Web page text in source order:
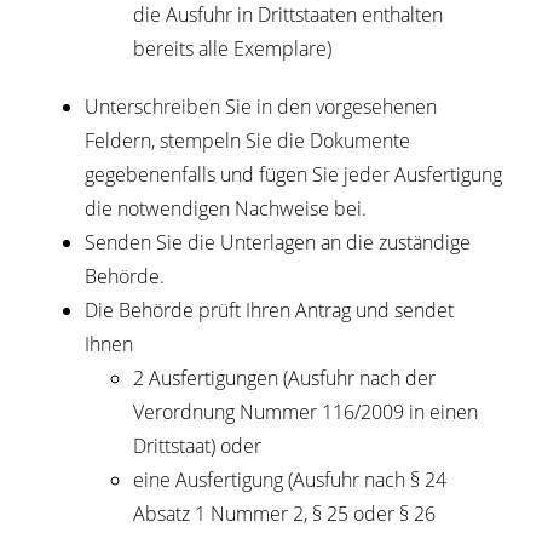
die Ausfuhr in Drittstaaten enthalten
bereits alle Exemplare)
Unterschreiben Sie in den vorgesehenen
Feldern, stempeln Sie die Dokumente
gegebenenfalls und fügen Sie jeder Ausfertigung
die notwendigen Nachweise bei.
Senden Sie die Unterlagen an die zuständige
Behörde.
Die Behörde prüft Ihren Antrag und sendet
Ihnen
2 Ausfertigungen (Ausfuhr nach der
Verordnung Nummer 116/2009 in einen
Drittstaat) oder
eine Ausfertigung (Ausfuhr nach § 24
Absatz 1 Nummer 2, § 25 oder § 26